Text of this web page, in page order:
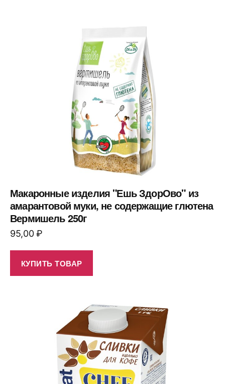
Макаронные изделия "Ешь ЗдорОво" из
амарантовой муки, не содержащие глютена
Вермишель 250г
95,00₽
КУПИТЬ ТОВАР